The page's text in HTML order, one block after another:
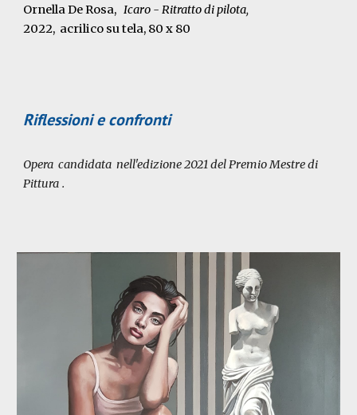
Ornella De Rosa, Icaro - Ritratto di pilota,
2022, acrilico su tela, 80 x 80
Riflessioni e confronti
Operacandidatanell'edizione 2021del Premio Mestre di
Pittura .